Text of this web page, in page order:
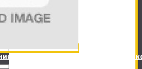
отверстий в гипсокартоне для